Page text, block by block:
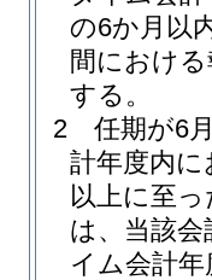
の6か月以
間におけ
する。
2
任期が6
計年度内
以上に至
は、当該
イム会計